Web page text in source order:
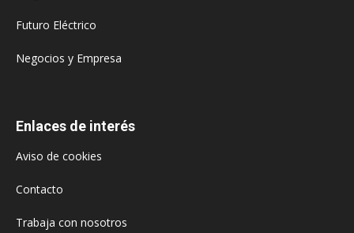
Futuro Eléctrico
Negocios y Empresa
Enlaces de interés
Aviso de cookies
Contacto
Trabaja con nosotros